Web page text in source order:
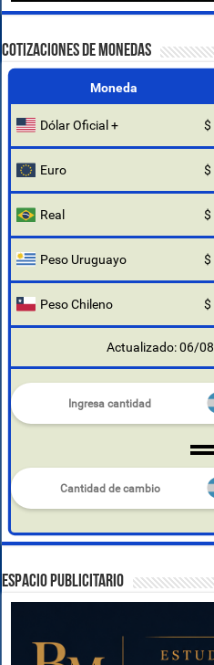
COTIZACIONES DE MONEDAS
Moneda
Dólar Oficial + $
Euro $
Real $
Peso Uruguayo $
Peso Chileno $
Actualizado: 06/
ESPACIO PUBLICITARIO